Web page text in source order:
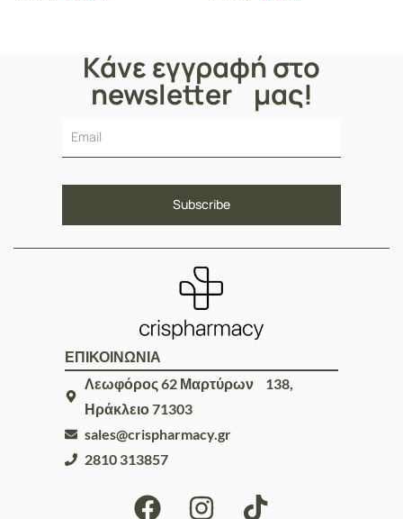
Κάνε εγγραφή στο
newsletter μας!
ΕΠΙΚΟΙΝΩΝΙΑ
Λεωφόρος 62 Μαρτύρων 138,
Ηράκλειο 71303
sales@crispharmacy.gr
2810 313857